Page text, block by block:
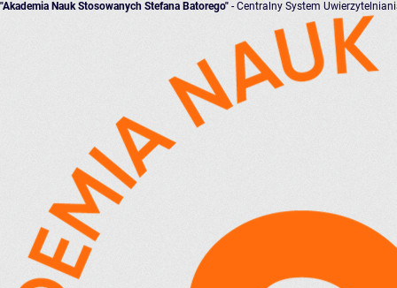
"Akademia Nauk Stosowanych Stefana Batorego" - Centralny System